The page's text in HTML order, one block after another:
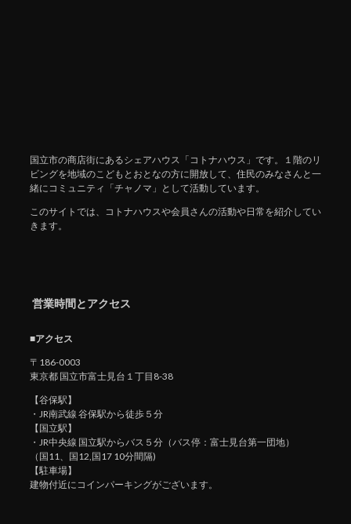
国立市の商店街にあるシェアハウス「コトナハウス」です。１階のリ
ビングを地域のこどもとおとなの方に開放して、住民のみなさんと一
緒にコミュニティ「チャノマ」として活動しています。
このサイトでは、コトナハウスや会員さんの活動や日常を紹介してい
きます。
営業時間とアクセス
■アクセス
〒186-0003
東京都 国立市富士見台１丁目8-38
【谷保駅】
・JR南武線 谷保駅から徒歩５分
【国立駅】
・JR中央線 国立駅からバス５分（バス停：富士見台第一団地）
（国11、国12,国17 10分間隔)
【駐車場】
建物付近にコインパーキングがございます。